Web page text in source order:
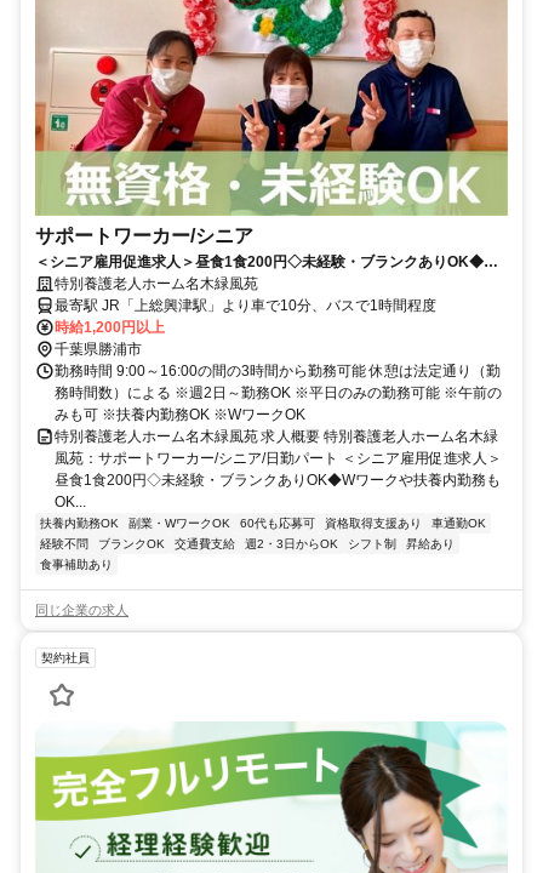
サポートワーカー/シニア
＜シニア雇用促進求人＞昼食1食200円◇未経験・ブランクありOK◆W
ワークや扶養内勤務もOK◎平日だけ＆午前のみOK！サポート業務から
デビュー【勝浦市、特養、サポートワーカー（シニア）、日勤パート】
特別養護老人ホーム名木緑風苑
最寄駅 JR「上総興津駅」より車で10分、バスで1時間程度
時給1,200円以上
千葉県勝浦市
勤務時間 9:00～16:00の間の3時間から勤務可能 休憩は法定通り（勤
務時間数）による ※週2日～勤務OK ※平日のみの勤務可能 ※午前の
みも可 ※扶養内勤務OK ※WワークOK
特別養護老人ホーム名木緑風苑 求人概要 特別養護老人ホーム名木緑
風苑：サポートワーカー/シニア/日勤パート ＜シニア雇用促進求人＞
昼食1食200円◇未経験・ブランクありOK◆Wワークや扶養内勤務も
OK...
扶養内勤務OK 副業・WワークOK 60代も応募可 資格取得支援あり
車通勤OK
経験不問
ブランクOK 交通費支給 週2・3日からOK シフト制
昇給あり
食事補助あり
同じ企業の求人
契約社員